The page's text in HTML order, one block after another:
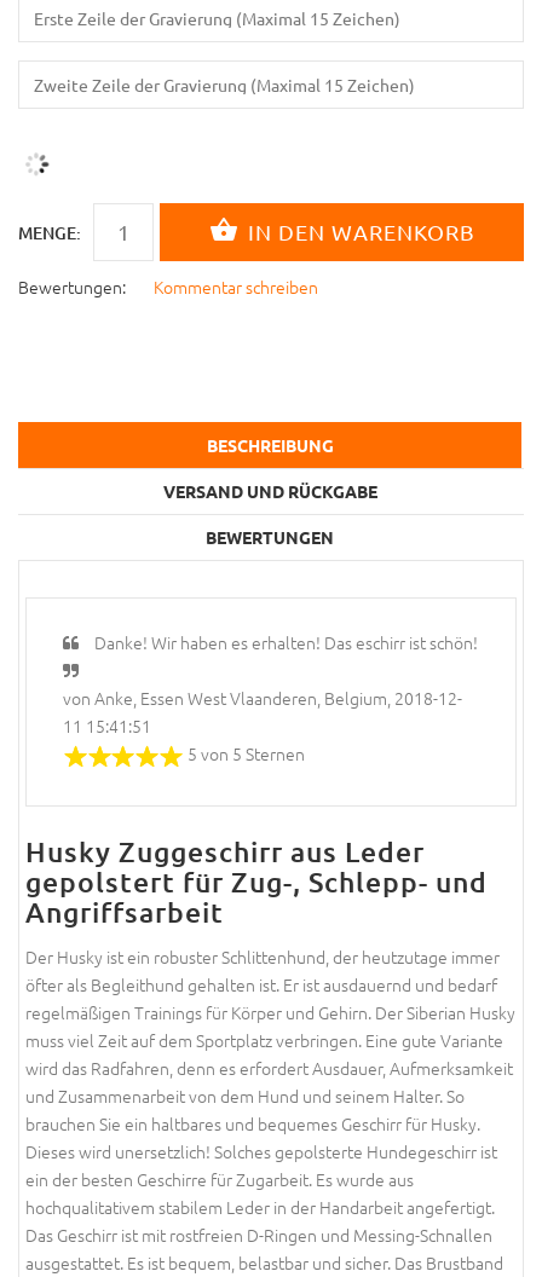
MENGE:
Bewertungen: Kommentar schreiben
BESCHREIBUNG
VERSAND UND RÜCKGABE
BEWERTUNGEN
Danke! Wir haben es erhalten! Das eschirr ist schön!
von Anke, Essen West Vlaanderen, Belgium, 2018-12-
11 15:41:51
5 von 5 Sternen
Husky Zuggeschirr aus Leder
gepolstert für Zug-, Schlepp- und
Angriffsarbeit
Der Husky ist ein robuster Schlittenhund, der heutzutage immer
öfter als Begleithund gehalten ist. Er ist ausdauernd und bedarf
regelmäßigen Trainings für Körper und Gehirn. Der Siberian Husky
muss viel Zeit auf dem Sportplatz verbringen. Eine gute Variante
wird das Radfahren, denn es erfordert Ausdauer, Aufmerksamkeit
und Zusammenarbeit von dem Hund und seinem Halter. So
brauchen Sie ein haltbares und bequemes Geschirr für Husky.
Dieses wird unersetzlich! Solches gepolsterte Hundegeschirr ist
ein der besten Geschirre für Zugarbeit. Es wurde aus
hochqualitativem stabilem Leder in der Handarbeit angefertigt.
Das Geschirr ist mit rostfreien D-Ringen und Messing-Schnallen
ausgestattet. Es ist bequem, belastbar und sicher. Das Brustband